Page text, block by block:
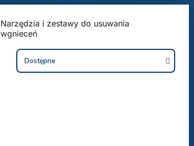
Narzędzia i zestawy do usuwania
wgnieceń